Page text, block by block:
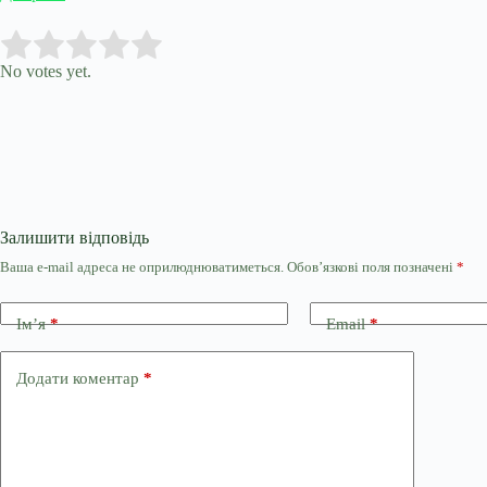
Rate this item:
No votes yet.
Залишити відповідь
Ваша e-mail адреса не оприлюднюватиметься. Обов’язкові поля позначені *
Ім’я* Email*
Додати коментар *